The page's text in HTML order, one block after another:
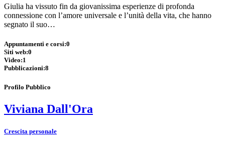
Giulia ha vissuto fin da giovanissima esperienze di profonda
connessione con l’amore universale e l’unità della vita, che hanno
segnato il suo…
Appuntamenti e corsi:0
Siti web:0
Video:1
Pubblicazioni:8
Profilo Pubblico
Viviana Dall'Ora
Crescita personale